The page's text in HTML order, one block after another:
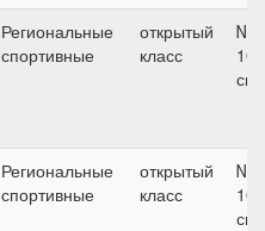
Региональные
спортивные
открытый
класс
100
см
Региональные
спортивные
открытый
класс
100
см